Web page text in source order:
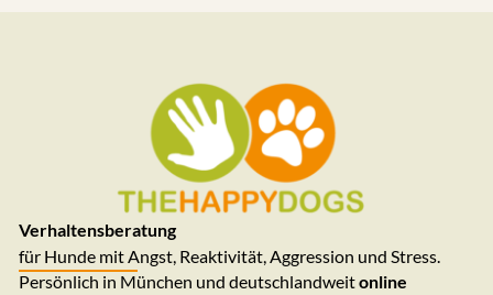
Verhaltensberatung
für Hunde mit Angst, Reaktivität, Aggression und Stress.
Persönlich in München und deutschlandweitonline